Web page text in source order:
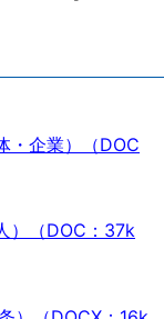
・企業）（DOC
）（DOC：37k